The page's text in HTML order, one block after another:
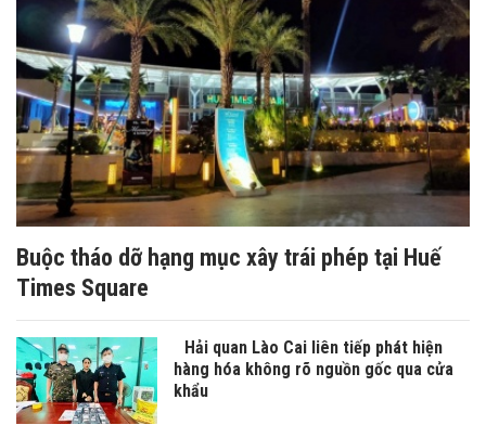
Buộc tháo dỡ hạng mục xây trái phép tại Huế
Times Square
Hải quan Lào Cai liên tiếp phát hiện
hàng hóa không rõ nguồn gốc qua cửa
khẩu